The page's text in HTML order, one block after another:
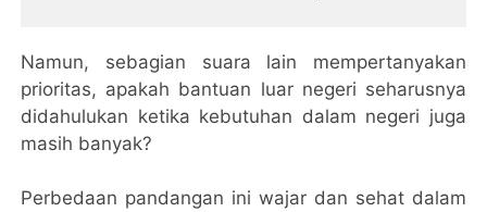
Namun, sebagian suara lain mempertanyakan
prioritas, apakah bantuan luar negeri seharusnya
didahulukan ketika kebutuhan dalam negeri juga
masih banyak?
Perbedaan pandangan ini wajar dan sehat dalam